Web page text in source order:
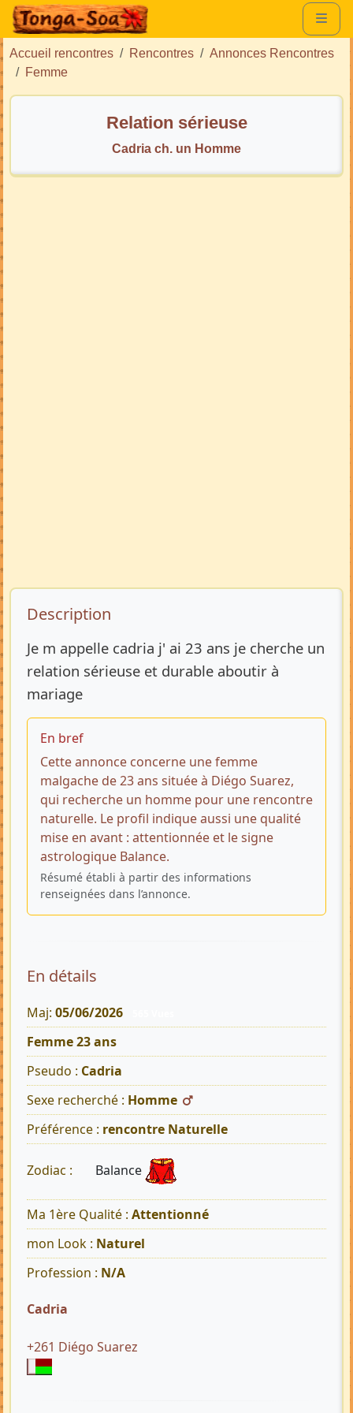
Accueil rencontres Rencontres
Annonces Rencontres
Femme
Relation sérieuse
Cadria ch. un Homme
Description de l’annonce
Description
Je m appelle cadria j' ai 23 ans je cherche un
relation sérieuse et durable aboutir à
mariage
En bref
Cette annonce concerne une femme
malgache de 23 ans située à Diégo Suarez,
qui recherche un homme pour une rencontre
naturelle. Le profil indique aussi une qualité
mise en avant : attentionnée et le signe
astrologique Balance.
Résumé établi à partir des informations
renseignées dans l’annonce.
En détails
Maj: 05/06/2026
Femme 23 ans
Pseudo : Cadria
Sexe recherché : Homme
Préférence : rencontre Naturelle
Zodiac : Balance
Ma 1ère Qualité : Attentionné
mon Look : Naturel
Profession : N/A
Cadria
+261 Diégo Suarez